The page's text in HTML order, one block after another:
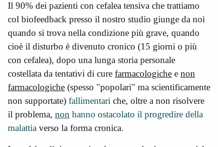
Il 90% dei pazienti con cefalea tensiva che trattiamo
col biofeedback presso il nostro studio giunge da noi
quando si trova nella condizione più grave, quando
cioè il disturbo è divenuto cronico (15 giorni o più
con cefalea), dopo una lunga storia personale
costellata da tentativi di cure farmacologiche e non
farmacologiche (spesso "popolari" ma scientificamente
non supportate) fallimentari che, oltre a non risolvere
il problema, non hanno ostacolato il progredire della
malattia verso la forma cronica.